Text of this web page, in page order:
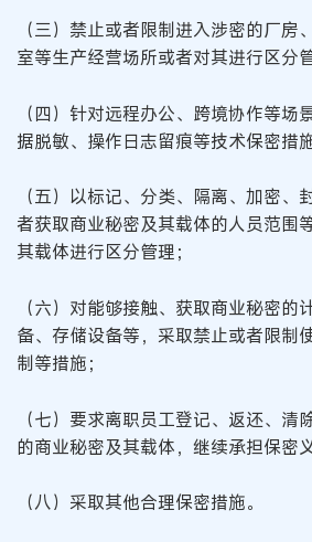
（三）禁止或者限制进入涉密的厂房
室等生产经营场所或者对其进行区分
（四）针对远程办公、跨境协作等场
据脱敏、操作日志留痕等技术保密措施
（五）以标记、分类、隔离、加密、
者获取商业秘密及其载体的人员范围
其载体进行区分管理；
（六）对能够接触、获取商业秘密的
备、存储设备等，采取禁止或者限制
制等措施；
（七）要求离职员工登记、返还、清
的商业秘密及其载体，继续承担保密义
（八）采取其他合理保密措施。